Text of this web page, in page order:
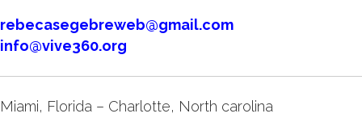
CONTACTO
rebecasegebreweb@gmail.com
info@vive360.org
Miami, Florida – Charlotte, North carolina